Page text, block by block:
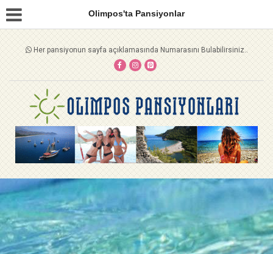
Olimpos'ta Pansiyonlar
Her pansiyonun sayfa açıklamasında Numarasını Bulabilirsiniz..